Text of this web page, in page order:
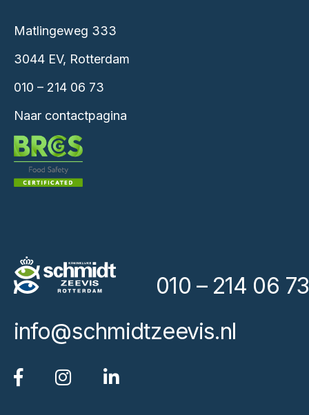
Matlingeweg 333
3044 EV, Rotterdam
010 – 214 06 73
Naar contactpagina
010 – 214 06 73
info@schmidtzeevis.nl